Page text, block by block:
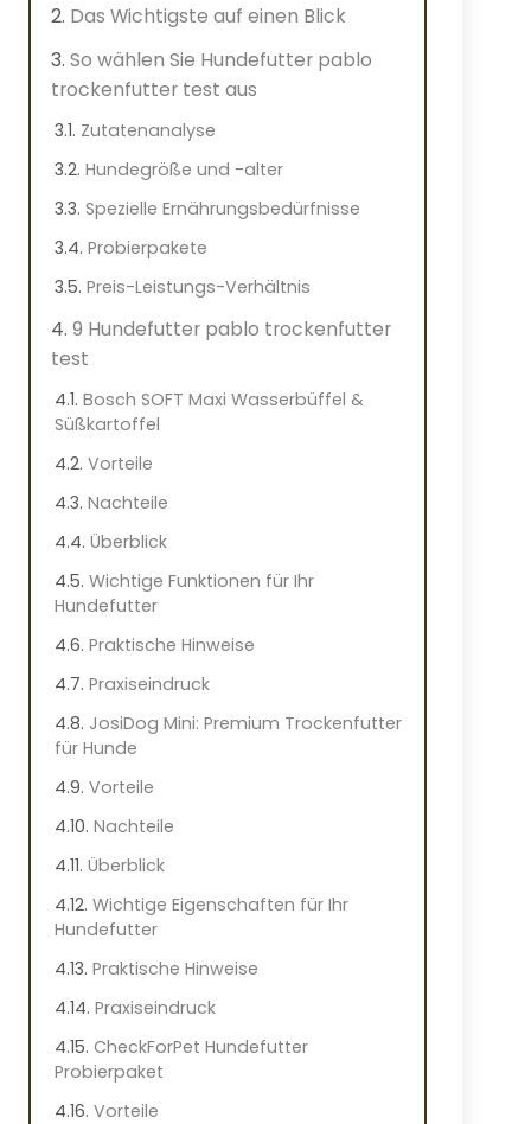
Das Wichtigste auf einen Blick
So wählen Sie Hundefutter pablo
trockenfutter test aus
Zutatenanalyse
Hundegröße und -alter
Spezielle Ernährungsbedürfnisse
Probierpakete
Preis-Leistungs-Verhältnis
9 Hundefutter pablo trockenfutter
test
Bosch SOFT Maxi Wasserbüffel &
Süßkartoffel
Vorteile
Nachteile
Überblick
Wichtige Funktionen für Ihr
Hundefutter
Praktische Hinweise
Praxiseindruck
JosiDog Mini: Premium Trockenfutter
für Hunde
Vorteile
Nachteile
Überblick
Wichtige Eigenschaften für Ihr
Hundefutter
Praktische Hinweise
Praxiseindruck
CheckForPet Hundefutter
Probierpaket
Vorteile